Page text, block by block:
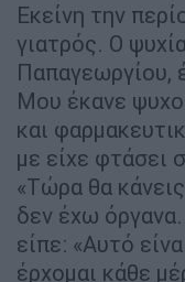
Εκείνη την
γιατρός. Ο
Παπαγεωργίου,
Μου έκανε
και
με είχε φτάσει
«Τώρα θα
δεν έχω
είπε: «Αυτό
έρχομαι κάθε